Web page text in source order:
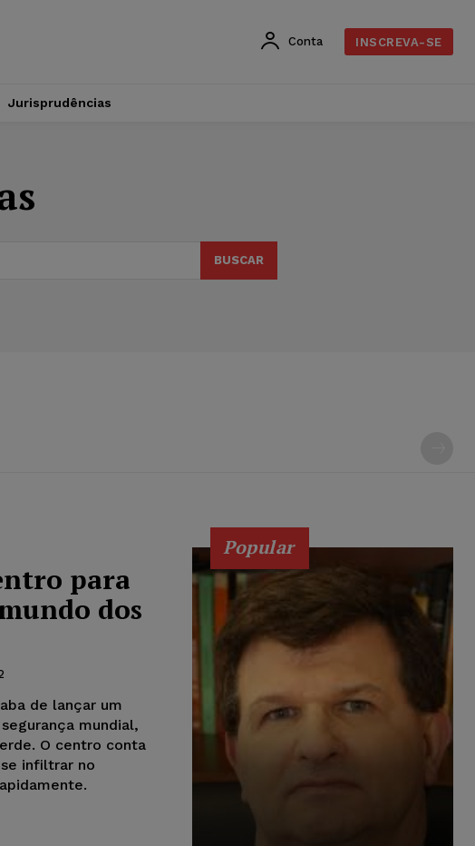
Conta INSCREVA-SE
Jurisprudências
BUSCAR
para
dos
de lançar um
mundial,
O centro conta
infiltrar no
Popular